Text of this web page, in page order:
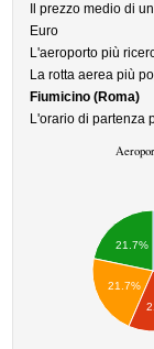
Il prezzo medio di
Euro
L'aeroporto più
La rotta aerea più
Fiumicino (Roma)
L'orario di partenza
21.7%
21.7%